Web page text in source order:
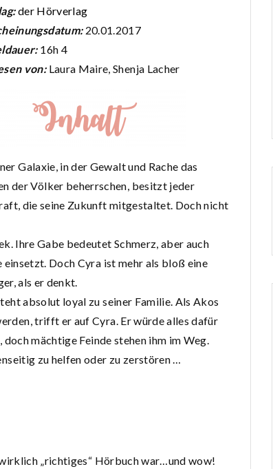
der Hörverlag
20.01.2017
16h 4
von: Laura Maire, Shenja Lacher
Galaxie, in der Gewalt und Rache das
der Völker beherrschen, besitzt jeder
die seine Zukunft mitgestaltet. Doch nicht
Ihre Gabe bedeutet Schmerz, aber auch
Doch Cyra ist mehr als bloß eine
als er denkt.
absolut loyal zu seiner Familie. Als Akos
trifft er auf Cyra. Er würde alles dafür
mächtige Feinde stehen ihm im Weg.
zu helfen oder zu zerstören …
„richtiges“ Hörbuch war…und wow!